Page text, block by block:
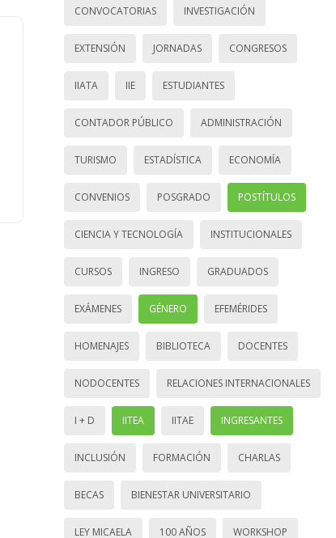
CONVOCATORIAS INVESTIGACIÓN
EXTENSIÓN JORNADAS CONGRESOS
IIATA IIE ESTUDIANTES
CONTADOR PÚBLICO ADMINISTRACIÓN
TURISMO ESTADÍSTICA ECONOMÍA
CONVENIOS POSGRADO POSTÍTULOS
CIENCIA Y TECNOLOGÍA INSTITUCIONALES
CURSOS INGRESO GRADUADOS
EXÁMENES GÉNERO EFEMÉRIDES
HOMENAJES BIBLIOTECA DOCENTES
NODOCENTES RELACIONES INTERNACIONALES
I + D IITEA IITAE INGRESANTES
INCLUSIÓN FORMACIÓN CHARLAS
BECAS BIENESTAR UNIVERSITARIO
LEY MICAELA 100 AÑOS WORKSHOP